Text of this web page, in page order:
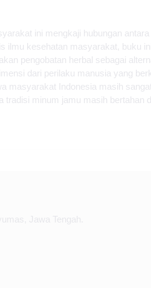
ini mengkaji hubungan
ilmu kesehatan masyarakat, buku
pengobatan herbal sebagai
dari perilaku manusia yang
masyarakat Indonesia masih
minum jamu masih bertahan